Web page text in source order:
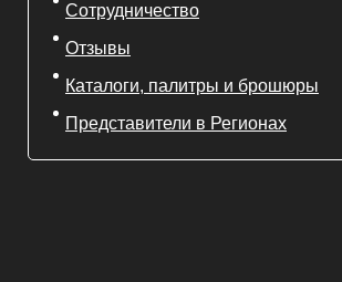
Сотрудничество
Отзывы
Каталоги, палитры и брошюры
Представители в Регионах